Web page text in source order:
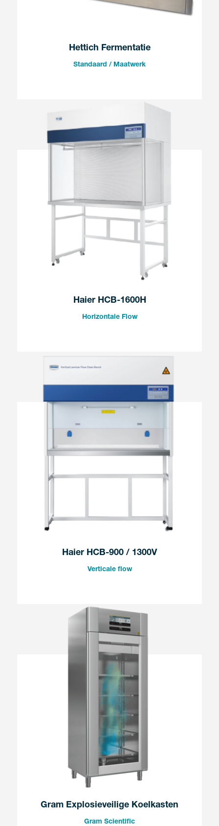
Hettich Fermentatie
Standaard / Maatwerk
Haier HCB-1600H
Horizontale Flow
Haier HCB-900 / 1300V
Verticale flow
Gram Explosieveilige Koelkasten
Gram Scientific